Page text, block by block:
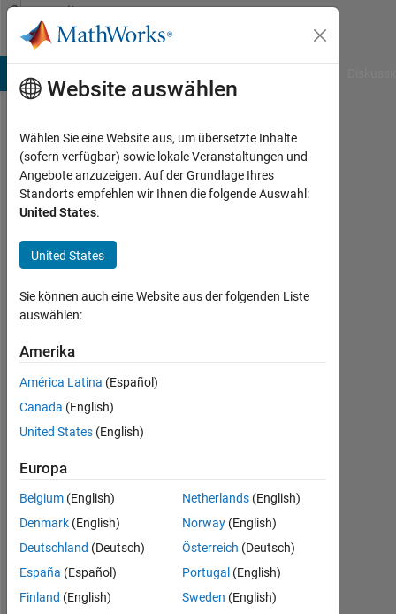
Weiter zum Inhalt
Community
Profile
Guillaume
MAZE
Ifremer
Aktiv
seit
Followers:
Following:
Nachricht
Follow
me
on
for
the
anzeigen
Website auswählen
Wählen Sie eine Website aus, um übersetzte Inhalte
(sofern verfügbar) sowie lokale Veranstaltungen und
Angebote anzuzeigen. Auf der Grundlage Ihres
Standorts empfehlen wir Ihnen die folgende Auswahl:
United States.
United States
Sie können auch eine Website aus der folgenden Liste
auswählen:
Amerika
América Latina (Español)
Canada (English)
United States (English)
Europa
Belgium (English)
Denmark (English)
Deutschland (Deutsch)
España (Español)
Finland (English)
Netherlands (English)
Norway (English)
Österreich (Deutsch)
Portugal (English)
Sweden (English)